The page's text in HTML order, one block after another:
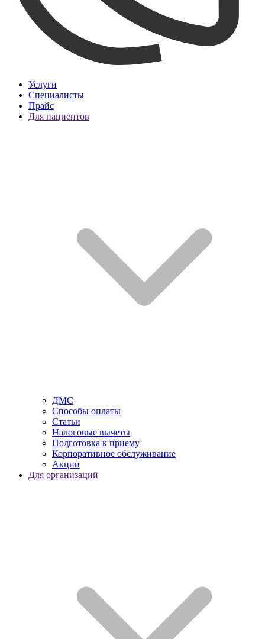
Услуги
Специалисты
Прайс
Для пациентов
ДМС
Способы оплаты
Статьи
Налоговые вычеты
Подготовка к приему
Корпоративное обслуживание
Акции
Для организаций